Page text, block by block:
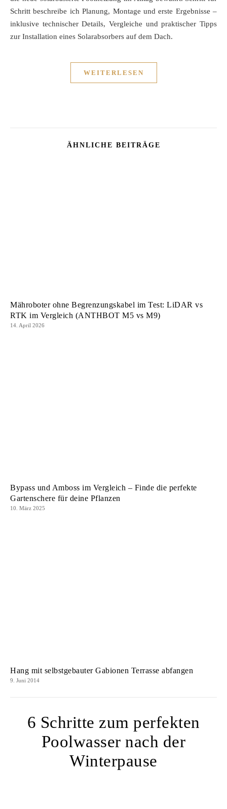
Schritt beschreibe ich Planung, Montage und erste Ergebnisse –
inklusive technischer Details, Vergleiche und praktischer Tipps
zur Installation eines Solarabsorbers auf dem Dach.
WEITERLESEN
ÄHNLICHE BEITRÄGE
Mähroboter ohne Begrenzungskabel im Test: LiDAR vs
RTK im Vergleich (ANTHBOT M5 vs M9)
14. April 2026
Bypass und Amboss im Vergleich – Finde die perfekte
Gartenschere für deine Pflanzen
10. März 2025
Hang mit selbstgebauter Gabionen Terrasse abfangen
9. Juni 2014
6 Schritte zum perfekten
Poolwasser nach der
Winterpause